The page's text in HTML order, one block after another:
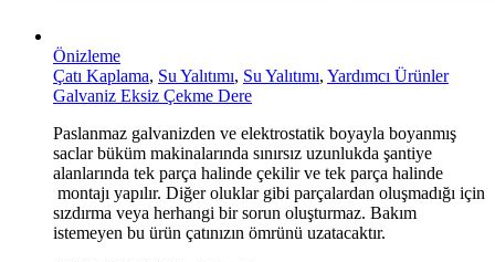
Önizleme
Çatı Kaplama, Su Yalıtımı, Su Yalıtımı, Yardımcı Ürünler
Galvaniz Eksiz Çekme Dere
Paslanmaz galvanizden ve elektrostatik boyayla boyanmış
saclar büküm makinalarında sınırsız uzunlukda şantiye
alanlarında tek parça halinde çekilir ve tek parça halinde
montajı yapılır. Diğer oluklar gibi parçalardan oluşmadığı için
sızdırma veya herhangi bir sorun oluşturmaz. Bakım
istemeyen bu ürün çatınızın ömrünü uzatacaktır.